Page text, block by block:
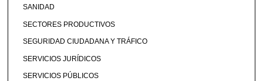
SANIDAD
SECTORES PRODUCTIVOS
SEGURIDAD CIUDADANA Y TRÁFICO
SERVICIOS JURÍDICOS
SERVICIOS PÚBLICOS